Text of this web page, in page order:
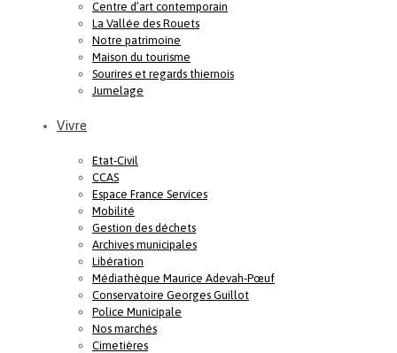
Centre d’art contemporain
La Vallée des Rouets
Notre patrimoine
Maison du tourisme
Sourires et regards thiernois
Jumelage
Vivre
Etat-Civil
CCAS
Espace France Services
Mobilité
Gestion des déchets
Archives municipales
Libération
Médiathèque Maurice Adevah-Pœuf
Conservatoire Georges Guillot
Police Municipale
Nos marchés
Cimetières